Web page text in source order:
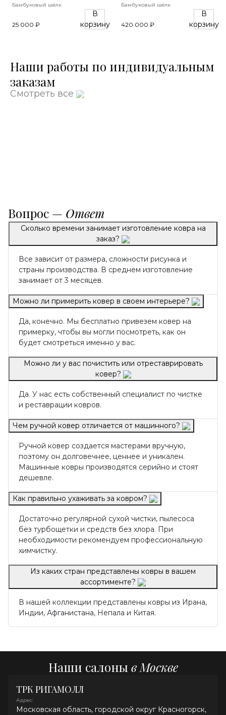
Бамбуковый шёлк
25 000 ₽
В
корзину
Бамбуковый шёлк
420 000 ₽
В
корзину
Наши работы по индивидуальным
заказам
Смотреть все
Вопрос — Ответ
Сколько времени занимает изготовление ковра на
заказ?
Все зависит от размера, сложности рисунка и
страны производства. В среднем изготовление
занимает от 3 месяцев.
Можно ли примерить ковер в своем интерьере?
Да, конечно. Мы бесплатно привезем ковер на
примерку, чтобы вы могли посмотреть, как он
будет смотреться именно у вас.
Можно ли у вас почистить или отреставрировать
ковер?
Да. У нас есть собственный специалист по чистке
и реставрации ковров.
Чем ручной ковер отличается от машинного?
Ручной ковер создается мастерами вручную,
поэтому он долговечнее, ценнее и уникален.
Машинные ковры производятся серийно и стоят
дешевле.
Как правильно ухаживать за ковром?
Достаточно регулярной сухой чистки, пылесоса
без турбощетки и средств без хлора. При
необходимости рекомендуем профессиональную
химчистку.
Из каких стран представлены ковры в вашем
ассортименте?
В нашей коллекции представлены ковры из Ирана,
Индии, Афганистана, Непала и Китая.
Наши салоны в Москве
ТРК РИГАМОЛЛ
Адрес:
Московская область, городской округ Красногорск,